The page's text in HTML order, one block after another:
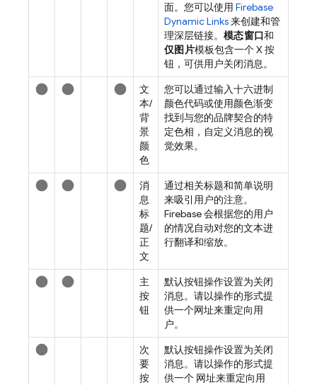
面。您可以使用 Firebase
Dynamic Links来创建和管
理深层链接。 模态窗口和
仅图片模板包含一个 X 按
钮，可供用户关闭消息。
lens lens lens
文
本/
背
景
颜
色
您可以通过输入十六进制
颜色代码或使用颜色渐变
找到与您的品牌契合的特
定色相，自定义消息的视
觉效果。
lens lens lens
消
息
标
题/
正
文
通过相关标题和简单说明
来吸引用户的注意。
Firebase 会根据您的用户
的情况自动对您的文本进
行翻译和缩放。
lens lens
主
按
钮
默认按钮操作设置为关闭
消息。请以操作的形式提
供一个网址来重定向用
户。
lens
次
要
按
默认按钮操作设置为关闭
消息。请以操作的形式提
供一个 网址来重定向用